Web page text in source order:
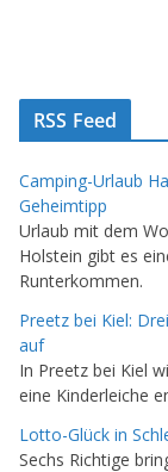
RSS Feed
Camping-Urlaub
Geheimtipp
Urlaub mit dem
Holstein gibt es
Runterkommen.
Preetz bei Kiel:
auf
In Preetz bei Kiel
eine Kinderleiche
Lotto-Glück in
Sechs Richtige